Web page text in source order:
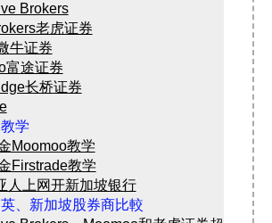
Brokers
老虎证券
牛证券
富途证券
长桥证券
Moomoo教学
Firstrade教学
人上网开新加坡银行